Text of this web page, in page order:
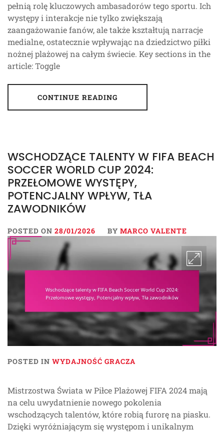
pełnią rolę kluczowych ambasadorów tego sportu. Ich
występy i interakcje nie tylko zwiększają
zaangażowanie fanów, ale także kształtują narracje
medialne, ostatecznie wpływając na dziedzictwo piłki
nożnej plażowej na całym świecie. Key sections in the
article: Toggle
CONTINUE READING
WSCHODZĄCE TALENTY W FIFA BEACH
SOCCER WORLD CUP 2024:
PRZEŁOMOWE WYSTĘPY,
POTENCJALNY WPŁYW, TŁA
ZAWODNIKÓW
POSTED ON 28/01/2026 BY MARCO VALENTE
POSTED IN WYDAJNOŚĆ GRACZA
Mistrzostwa Świata w Piłce Plażowej FIFA 2024 mają
na celu uwydatnienie nowego pokolenia
wschodzących talentów, które robią furorę na piasku.
Dzięki wyróżniającym się występom i unikalnym